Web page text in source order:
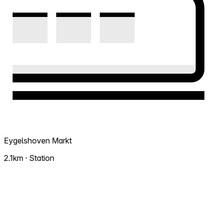
Eygelshoven Markt
2.1km · Station